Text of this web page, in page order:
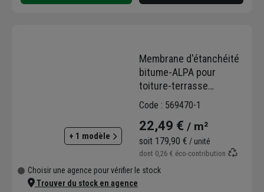
+ 1 modèle
Membrane d'étanchéité
bitume-ALPA pour
toiture-terrasse
inaccessible
autoprotégée - ALPAL
DECOR CPV - 1 m x 8 ml -
Noir
Code : 569470-1
22,49 € / m²
soit 179,90 € / unité
dont 0,26 € éco-contribution
Choisir une agence pour vérifier le stock
Trouver du stock en agence